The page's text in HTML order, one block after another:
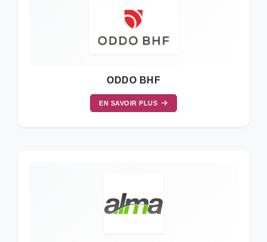
ODDO BHF
EN SAVOIR PLUS